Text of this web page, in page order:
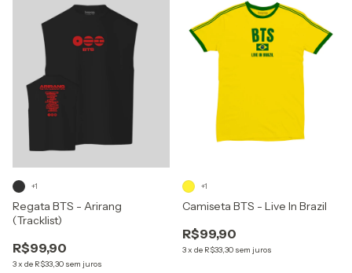
Regata BTS - Arirang
(Tracklist)
R$99,90
3x de R$33,30 sem juros
+1
Camiseta BTS - Live In Brazil
R$99,90
3x de R$33,30 sem juros
+1